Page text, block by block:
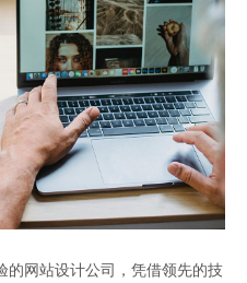
的网站设计公司，凭借领先的技